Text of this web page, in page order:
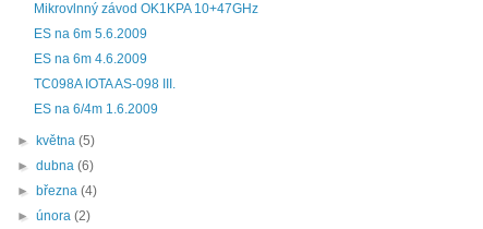
Mikrovlnný závod OK1KPA 10+47GHz
ES na 6m 5.6.2009
ES na 6m 4.6.2009
TC098A IOTA AS-098 III.
ES na 6/4m 1.6.2009
► května(5)
►dubna(6)
► března(4)
►února(2)